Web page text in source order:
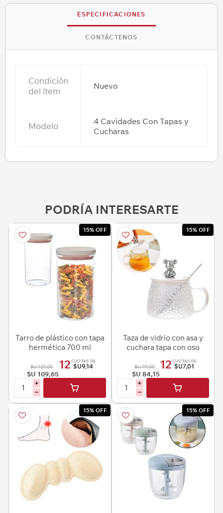
ESPECIFICACIONES
CONTÁCTENOS
Condición
del ítem
Nuevo
Modelo
4 Cavidades Con Tapas y
Cucharas
PODRÍA INTERESARTE
15% OFF
Tarro de plástico con tapa
hermética 700 ml
$U 129,00
$U 109,65
12 CUOTAS DE
$U9,14
i
h
15% OFF
Taza de vidrio con asa y
cuchara tapa con oso
$U 99,00
$U 84,15
12 CUOTAS DE
$U7,01
i
h
15% OFF 15% OFF